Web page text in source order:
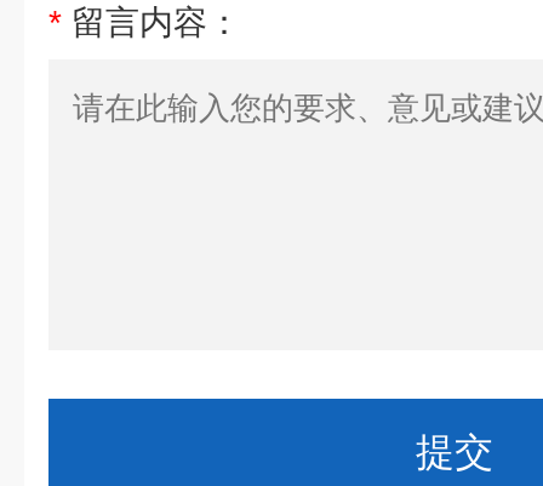
* 留言内容：